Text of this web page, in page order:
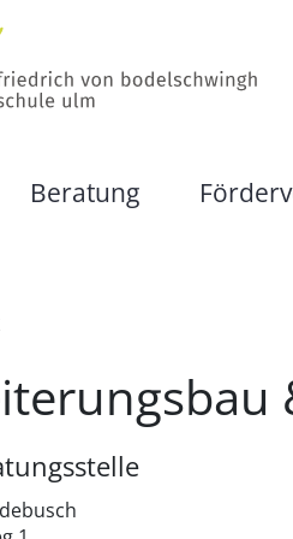
Beratung
Frühförderung
Schulkindergarten